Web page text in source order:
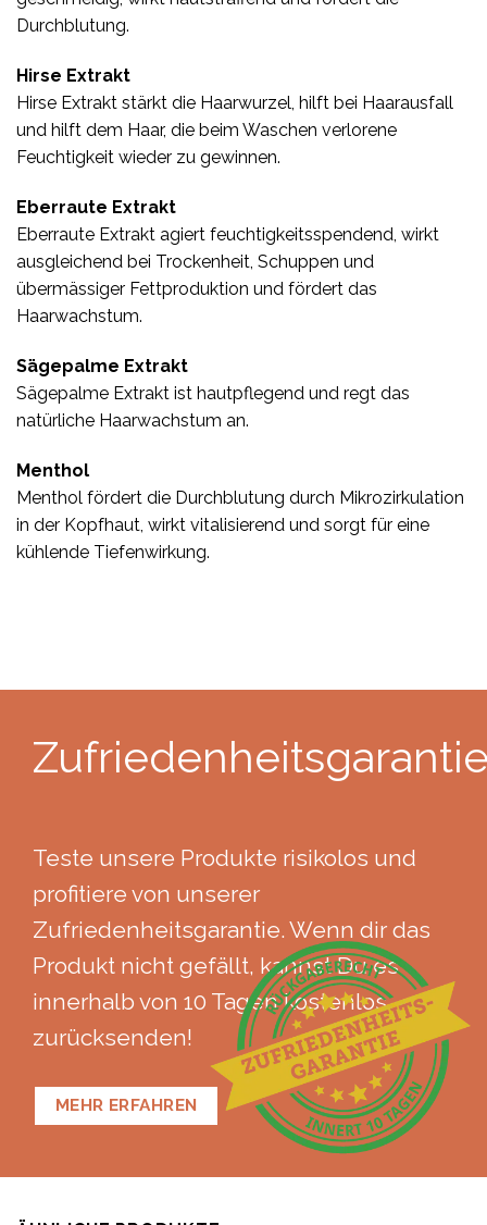
Durchblutung.
Hirse Extrakt
Hirse Extrakt stärkt die Haarwurzel, hilft bei Haarausfall
und hilft dem Haar, die beim Waschen verlorene
Feuchtigkeit wieder zu gewinnen.
Eberraute Extrakt
Eberraute Extrakt agiert feuchtigkeitsspendend, wirkt
ausgleichend bei Trockenheit, Schuppen und
übermässiger Fettproduktion und fördert das
Haarwachstum.
Sägepalme Extrakt
Sägepalme Extrakt ist hautpflegend und regt das
natürliche Haarwachstum an.
Menthol
Menthol fördert die Durchblutung durch Mikrozirkulation
in der Kopfhaut, wirkt vitalisierend und sorgt für eine
kühlende Tiefenwirkung.
Teste unsere Produkte risikolos und
profitiere von unserer
Zufriedenheitsgarantie. Wenn dir das
Produkt nicht gefällt, kannst Du es
innerhalb von 10 Tagen kostenlos
zurücksenden!
MEHR ERFAHREN